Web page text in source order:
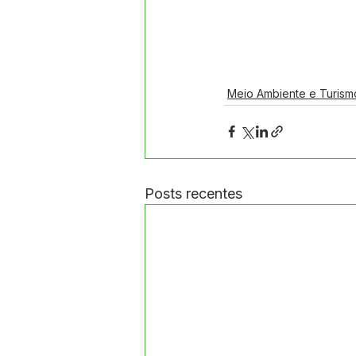
Meio Ambiente e
Posts recentes